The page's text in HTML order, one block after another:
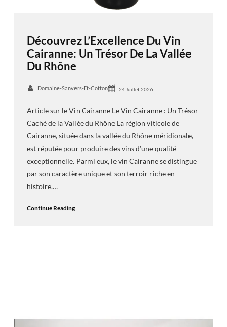
Découvrez L’Excellence Du Vin
Cairanne: Un Trésor De La Vallée
Du Rhône
Domaine-Sanvers-Et-Cotton 24 Juillet 2026
Article sur le Vin Cairanne Le Vin Cairanne : Un Trésor
Caché de la Vallée du Rhône La région viticole de
Cairanne, située dans la vallée du Rhône méridionale,
est réputée pour produire des vins d’une qualité
exceptionnelle. Parmi eux, le vin Cairanne se distingue
par son caractère unique et son terroir riche en
histoire.…
Continue Reading